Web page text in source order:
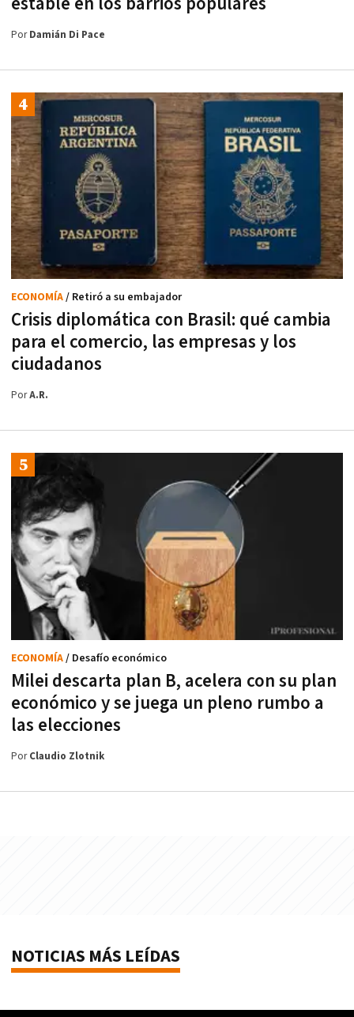
PorDamián Di Pace
Crisis diplomática con Brasil: qué cambia
para el comercio, las empresas y los
ciudadanos
ECONOMÍA/ Retiró a su embajador
PorA.R.
Milei descarta plan B, acelera con su plan
económico y se juega un pleno rumbo a
las elecciones
ECONOMÍA/ Desafío económico
PorClaudio Zlotnik
NOTICIAS MÁS LEÍDAS